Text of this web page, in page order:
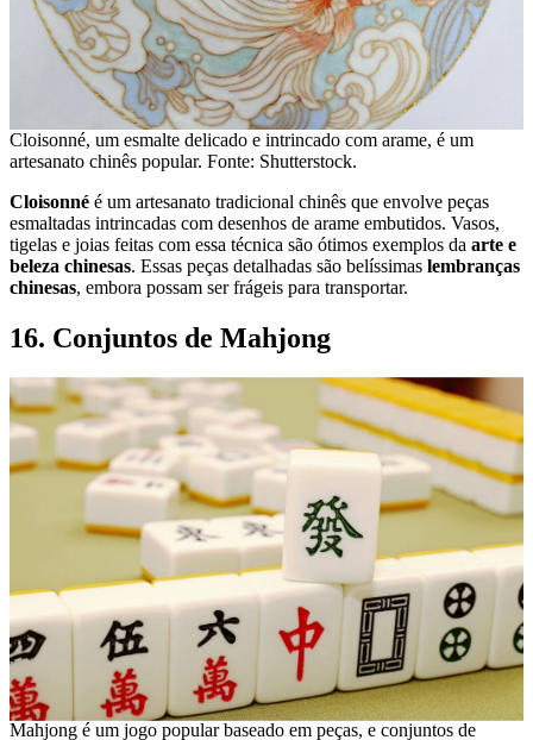
Cloisonné, um esmalte delicado e intrincado com arame, é um
artesanato chinês popular. Fonte: Shutterstock.
Cloisonné é um artesanato tradicional chinês que envolve peças
esmaltadas intrincadas com desenhos de arame embutidos. Vasos,
tigelas e joias feitas com essa técnica são ótimos exemplos da arte e
beleza chinesas. Essas peças detalhadas são belíssimas lembranças
chinesas, embora possam ser frágeis para transportar.
16. Conjuntos de Mahjong
Mahjong é um jogo popular baseado em peças, e conjuntos de